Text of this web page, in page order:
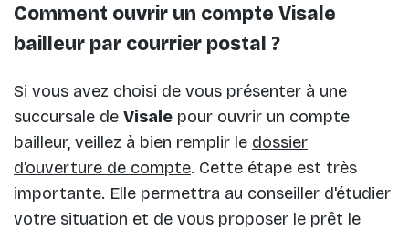
Comment ouvrir un compte Visale
bailleur par courrier postal ?
Si vous avez choisi de vous présenter à une
succursale de Visale pour ouvrir un compte
bailleur, veillez à bien remplir le dossier
d'ouverture de compte. Cette étape est très
importante. Elle permettra au conseiller d'étudier
votre situation et de vous proposer le prêt le